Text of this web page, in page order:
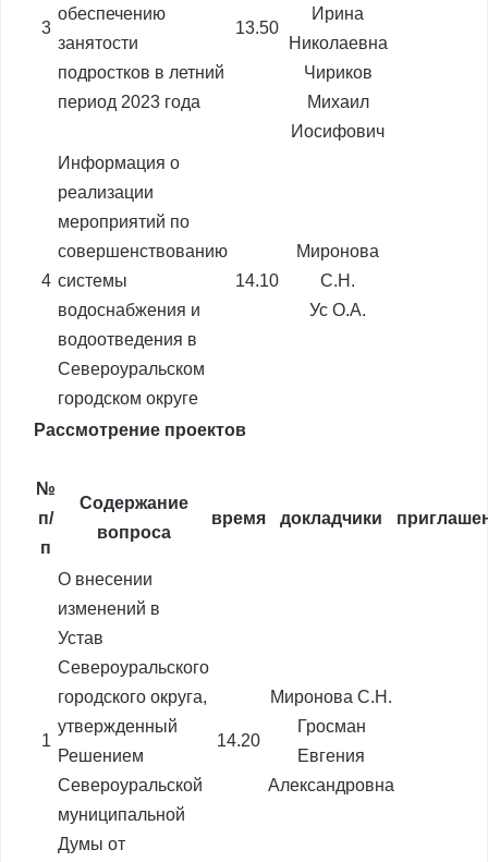
3
обеспечению
занятости
подростков в летний
период 2023 года
13.50
Ирина
Николаевна
Чириков
Михаил
Иосифович
4
Информация о
реализации
мероприятий по
совершенствованию
системы
водоснабжения и
водоотведения в
Североуральском
городском округе
14.10
Миронова
С.Н.
Ус О.А.
Рассмотрение проектов
№
п/
п
Содержание
вопроса
время докладчики
1
О внесении
изменений в
Устав
Североуральского
городского округа,
утвержденный
Решением
Североуральской
муниципальной
Думы от
14.20
Миронова С.Н.
Гросман
Евгения
Александровна